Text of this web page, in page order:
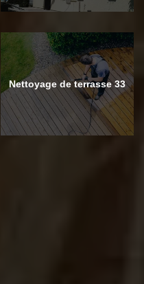
Nettoyage de terrasse 33